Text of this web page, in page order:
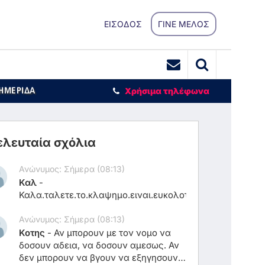
ΕΙΣΟΔΟΣ ΓΙΝΕ ΜΕΛΟΣ
Χρήσιμα τηλέφωνα
σχόλια
Ανώνυμος: Σήμερα (08:13)
Καλ -
Ανώνυμος: Σήμερα (08:13)
Κοτης -Αν μπορουν με τον νομο να
δοσουν αδεια, να δοσουν αμεσως. Αν
δεν μπορουν να βγουν να εξηγησουν.